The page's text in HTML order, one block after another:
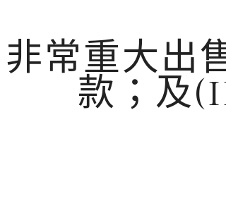
非常重大出
款；及